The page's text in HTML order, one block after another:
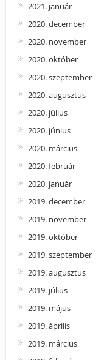
2021. január
2020. december
2020. november
2020. október
2020. szeptember
2020. augusztus
2020. július
2020. június
2020. március
2020. február
2020. január
2019. december
2019. november
2019. október
2019. szeptember
2019. augusztus
2019. július
2019. május
2019. április
2019. március